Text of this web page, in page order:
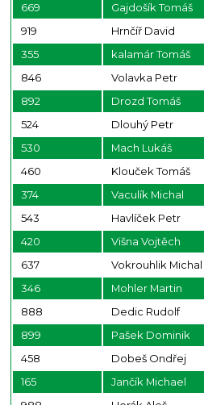
669
Gajdošík Tomáš
919
Hrnčíř David
355
kalamár Tomáš
846
Volavka Petr
892
Drozd Tomáš
524
Dlouhý Petr
530
Mach Lukáš
460
Klouček Tomáš
374
Vaculík Michal
543
Havlíček Petr
420
Višna Vojtěch
637
Vokrouhlik Michal
346
Mohler Martin
888
Dedic Rudolf
899
Pašek Dominik
458
Dobeš Ondřej
165
Jančík Michael